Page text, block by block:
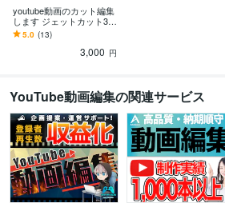
youtube動画のカット編集
します ジェットカット30
分以内3000円！
5.0 (13)
3,000 円
YouTube動画編集の関連サービス